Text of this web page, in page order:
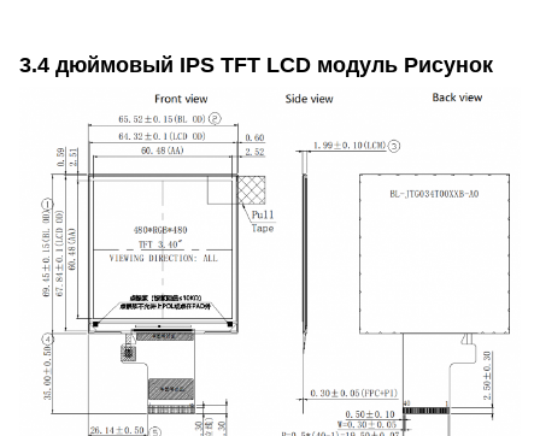
3.4 дюймовый IPS TFT LCD модуль Рисунок